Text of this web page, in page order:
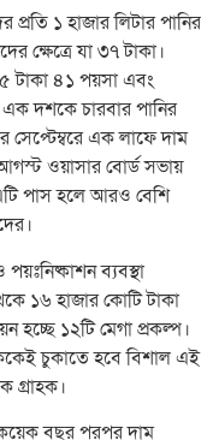
প্রতি ১ হাজার লিটার পানির
ক্ষেত্রে যা ৩৭ টাকা।
টাকা ৪১ পয়সা এবং
দশকে চারবার পানির
সেপ্টেম্বরে এক লাফে দাম
ওয়াসার বোর্ড সভায়
পাস হলে আরও বেশি
ব্যবস্থা
১৬ হাজার কোটি টাকা
হচ্ছে ১২টি মেগা প্রকল্প।
চুকাতে হবে বিশাল এই
গ্রাহক।
বছর পরপর দাম